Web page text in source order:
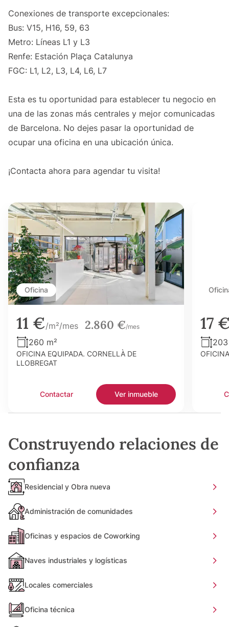
Conexiones de transporte excepcionales:
Bus: V15, H16, 59, 63
Metro: Líneas L1 y L3
Renfe: Estación Plaça Catalunya
FGC: L1, L2, L3, L4, L6, L7
Esta es tu oportunidad para establecer tu negocio en
una de las zonas más centrales y mejor comunicadas
de Barcelona. No dejes pasar la oportunidad de
ocupar una oficina en una ubicación única.
¡Contacta ahora para agendar tu visita!
Oficina
11 €/m²/mes 2.860 €/mes
260 m²
OFICINA EQUIPADA. CORNELLÀ DE
LLOBREGAT
Contactar Ver inmueble
17
Construyendo relaciones de
confianza
Residencial y Obra nueva
Administración de comunidades
Oficinas y espacios de Coworking
Naves industriales y logísticas
Locales comerciales
Oficina técnica